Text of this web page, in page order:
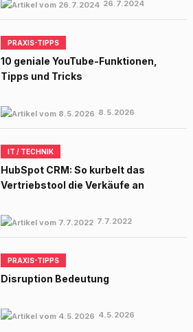
26.7.2024
PRAXIS-TIPPS
10 geniale YouTube-Funktionen,
Tipps und Tricks
8.5.2026
IT / TECHNIK
HubSpot CRM: So kurbelt das
Vertriebstool die Verkäufe an
7.7.2022
PRAXIS-TIPPS
Disruption Bedeutung
4.5.2026